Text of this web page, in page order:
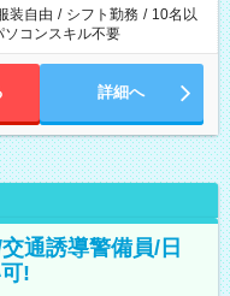
装自由 / シフト勤務 / 10名以
ソコンスキル不要
詳細へ
通誘導警備員/日
!